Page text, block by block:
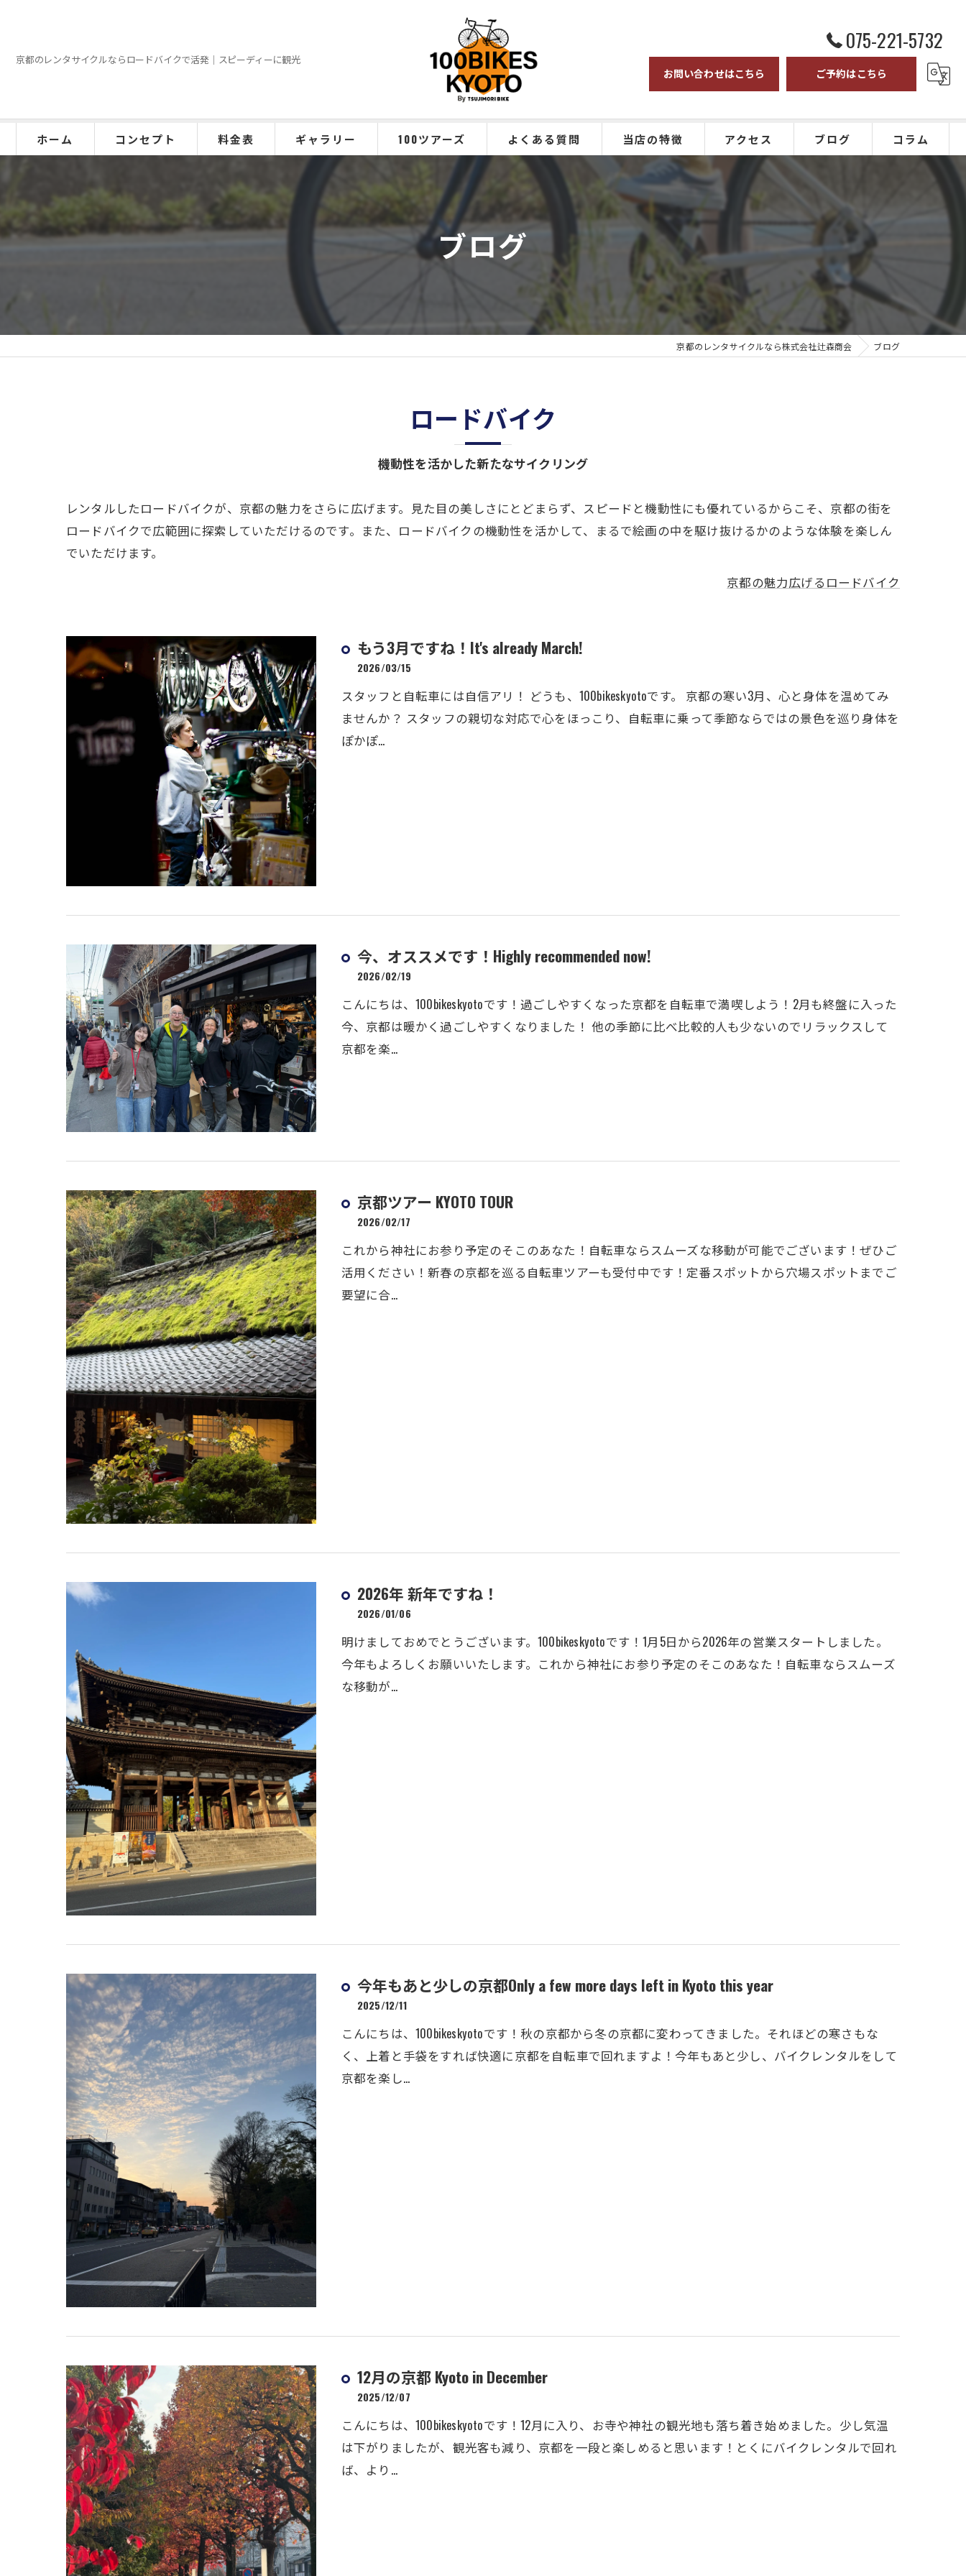
京都のレンタサイクルならロードバイクで活発｜スピーディーに観光
075-221-5732
お問い合わせはこちら ご予約はこちら
ホーム コンセプト 料金表 ギャラリー 100ツアーズ よくある質問 当店の特徴
クロスバイク
ロードバイク
eバイク
サイクリング
観光ツアー
アクセス ブログ コラム
ブログ
京都のレンタサイクルなら株式会社辻森商会 ブログ
ロードバイク
機動性を活かした新たなサイクリング
レンタルしたロードバイクが、京都の魅力をさらに広げます。見た目の美しさにとどまらず、スピードと機動性にも優れているからこそ、京都の街を
ロードバイクで広範囲に探索していただけるのです。また、ロードバイクの機動性を活かして、まるで絵画の中を駆け抜けるかのような体験を楽しん
でいただけます。
京都の魅力広げるロードバイク
もう3月ですね！It's already March!
2026/03/15
スタッフと自転車には自信アリ！ どうも、100bikeskyotoです。 京都の寒い3月、心と身体を温めてみ
ませんか？ スタッフの親切な対応で心をほっこり、自転車に乗って季節ならではの景色を巡り身体を
ぽかぽ…
今、オススメです！Highly recommended now!
2026/02/19
こんにちは、100bikeskyotoです！過ごしやすくなった京都を自転車で満喫しよう！2月も終盤に入った
今、京都は暖かく過ごしやすくなりました！ 他の季節に比べ比較的人も少ないのでリラックスして
京都を楽…
京都ツアー KYOTO TOUR
2026/02/17
これから神社にお参り予定のそこのあなた！自転車ならスムーズな移動が可能でございます！ぜひご
活用ください！新春の京都を巡る自転車ツアーも受付中です！定番スポットから穴場スポットまでご
要望に合…
2026年 新年ですね！
2026/01/06
明けましておめでとうございます。100bikeskyotoです！1月5日から2026年の営業スタートしました。
今年もよろしくお願いいたします。これから神社にお参り予定のそこのあなた！自転車ならスムーズ
な移動が…
今年もあと少しの京都Only a few more days left in Kyoto this year
2025/12/11
こんにちは、100bikeskyotoです！秋の京都から冬の京都に変わってきました。それほどの寒さもな
く、上着と手袋をすれば快適に京都を自転車で回れますよ！今年もあと少し、バイクレンタルをして
京都を楽し…
12月の京都 Kyoto in December
2025/12/07
こんにちは、100bikeskyotoです！12月に入り、お寺や神社の観光地も落ち着き始めました。少し気温
は下がりましたが、観光客も減り、京都を一段と楽しめると思います！とくにバイクレンタルで回れ
ば、より…